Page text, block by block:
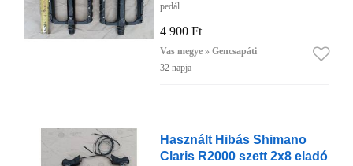
pedál
4 900 Ft
Vas megye » Gencsapáti
32 napja
Használt Hibás Shimano
Claris R2000 szett 2x8 eladó